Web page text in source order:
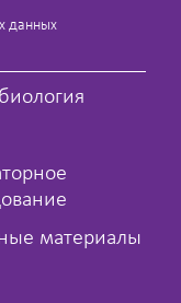
данных
материалы